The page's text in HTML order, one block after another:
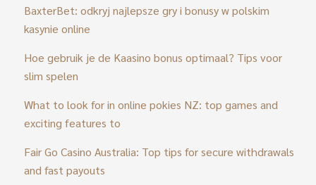
BaxterBet: odkryj najlepsze gry i bonusy w polskim
kasynie online
Hoe gebruik je de Kaasino bonus optimaal? Tips voor
slim spelen
What to look for in online pokies NZ: top games and
exciting features to
Fair Go Casino Australia: Top tips for secure withdrawals
and fast payouts